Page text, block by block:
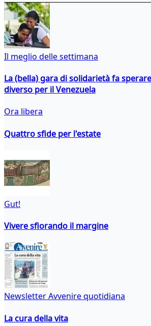
Il meglio delle settimana
La (bella) gara di solidarietà fa
diverso per il Venezuela
Ora libera
Quattro sfide per l'estate
Gut!
Vivere sfiorando il margine
Newsletter Avvenire quotidiana
La cura della vita